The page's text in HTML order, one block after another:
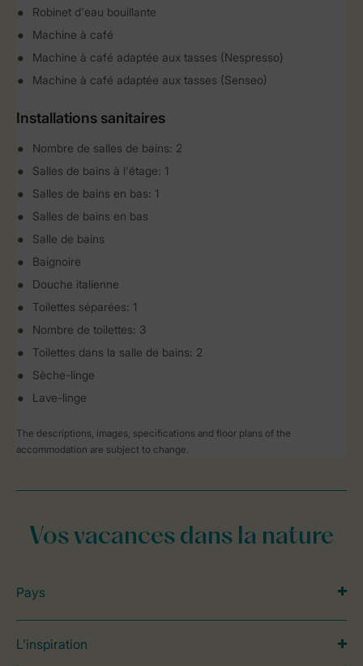
Robinet d'eau bouillante
Machine à café
Machine à café adaptée aux tasses (Nespresso)
Machine à café adaptée aux tasses (Senseo)
Installations sanitaires
Nombre de salles de bains: 2
Salles de bains à l'étage: 1
Salles de bains en bas: 1
Salles de bains en bas
Salle de bains
Baignoire
Douche italienne
Toilettes séparées: 1
Nombre de toilettes: 3
Toilettes dans la salle de bains: 2
Sèche-linge
Lave-linge
The descriptions, images, specifications and floor plans of the
accommodation are subject to change.
Vos vacances dans la nature
Pays
L’inspiration